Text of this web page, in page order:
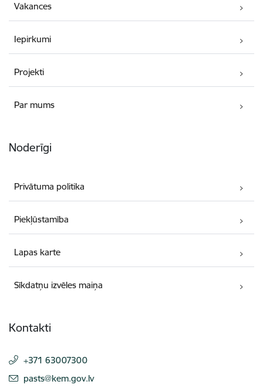
Vakances
Iepirkumi
Projekti
Par mums
Noderīgi
Privātuma politika
Piekļūstamība
Lapas karte
Sīkdatņu izvēles maiņa
Kontakti
+371 63007300
E-pasts:
pasts@kem.gov.lv